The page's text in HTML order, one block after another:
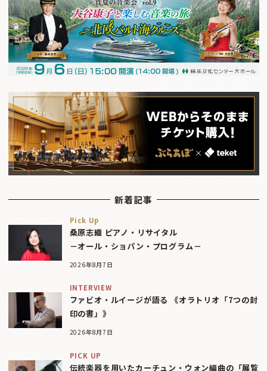
新着記事
Pick Up
桑原志織 ピアノ・リサイタル
－オール・ショパン・プログラム－
2026年8月7日
INTERVIEW
ファビオ・ルイージが語る 《オラトリオ「7つの封
印の書」》
2026年8月7日
PICK UP
伝統楽器を用いたカーチュン・ウォン編曲の「展覧